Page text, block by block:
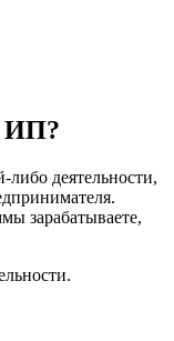
ИП?
либо деятельности,
зарабатываете,